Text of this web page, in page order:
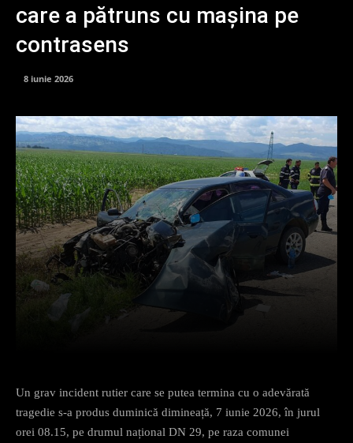
care a pătruns cu mașina pe
contrasens
8 iunie 2026
Un grav incident rutier care se putea termina cu o adevărată
tragedie s-a produs duminică dimineață, 7 iunie 2026, în jurul
orei 08.15, pe drumul național DN 29, pe raza comunei